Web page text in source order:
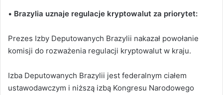
• Brazylia uznaje regulacje kryptowalut za priorytet:
Prezes Izby Deputowanych Brazylii nakazał powołanie
komisji do rozważenia regulacji kryptowalut w kraju.
Izba Deputowanych Brazylii jest federalnym ciałem
ustawodawczym i niższą izbą Kongresu Narodowego